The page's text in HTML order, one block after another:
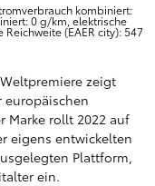
kombiniert:
0 g/km, elektrische
(EAER city): 547-
zeigt
europäischen
Marke rollt 2022 auf
eigens entwickelten
Plattform,
ein.